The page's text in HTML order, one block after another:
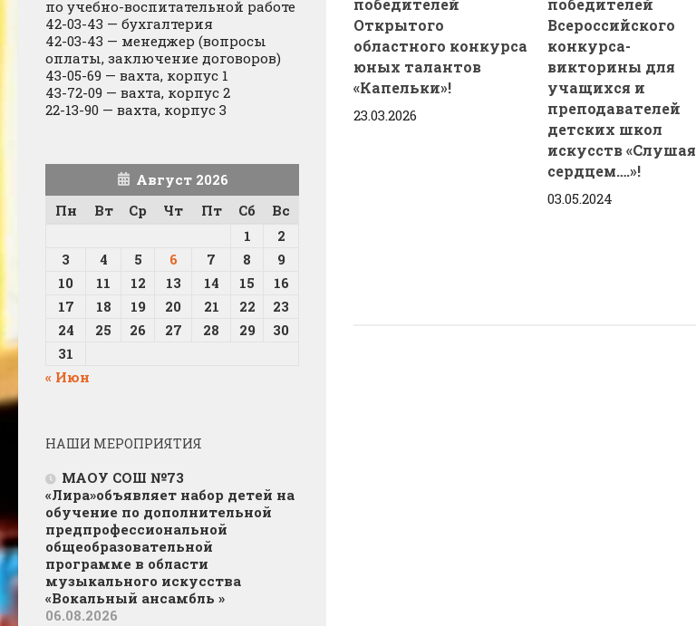
победителей
Открытого
областного конкурса
юных талантов
«Капельки»!
23.03.2026
победителей
Всероссийского
конкурса-
викторины для
учащихся и
преподавателей
детских школ
искусств «Слушая
сердцем….»!
03.05.2024
по учебно-воспитательной работе
42-03-43 — бухгалтерия
42-03-43 — менеджер (вопросы
оплаты, заключение договоров)
43-05-69 — вахта, корпус 1
43-72-09 — вахта, корпус 2
22-13-90 — вахта, корпус 3
Август 2026
Пн
Вт Ср Чт Пт Сб
Вс
1
2
3
4 5 6 7 8
9
10
11 12 13 14 15
16
17
18 19 20 21 22
23
24
25 26 27 28 29
30
31
« Июн
НАШИ МЕРОПРИЯТИЯ
МАОУ СОШ №73
«Лира»объявляет набор детей на
обучение по дополнительной
предпрофессиональной
общеобразовательной
программе в области
музыкального искусства
«Вокальный ансамбль »
06.08.2026